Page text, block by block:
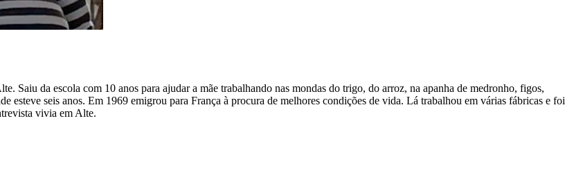
Saiu da escola com 10 anos para ajudar a mãe trabalhando nas mondas do trigo, do arroz, na apanha de medronho, figos,
esteve seis anos. Em 1969 emigrou para França à procura de melhores condições de vida. Lá trabalhou em várias fábricas e foi
vivia em Alte.